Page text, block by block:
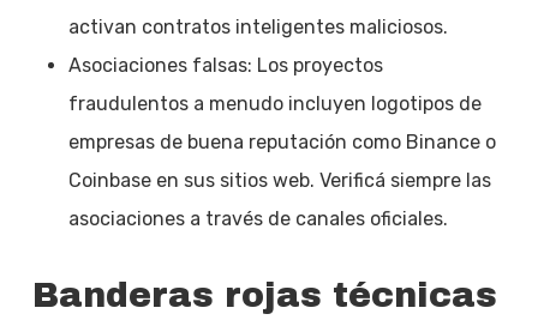
activan contratos inteligentes maliciosos.
Asociaciones falsas: Los proyectos
fraudulentos a menudo incluyen logotipos de
empresas de buena reputación como Binance o
Coinbase en sus sitios web. Verificá siempre las
asociaciones a través de canales oficiales.
Banderas rojas técnicas